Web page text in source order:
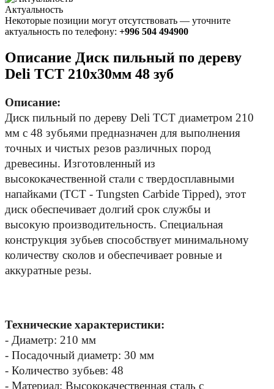
Актуальность
Некоторые позиции могут отсутствовать — уточните
актуальность по телефону: +996 504 494900
Описание Диск пильный по дереву
Deli TCT 210х30мм 48 зуб
Описание:
Диск пильный по дереву Deli TCT диаметром 210
мм с 48 зубьями предназначен для выполнения
точных и чистых резов различных пород
древесины. Изготовленный из
высококачественной стали с твердосплавными
напайками (TCT - Tungsten Carbide Tipped), этот
диск обеспечивает долгий срок службы и
высокую производительность. Специальная
конструкция зубьев способствует минимальному
количеству сколов и обеспечивает ровные и
аккуратные резы.
Технические характеристики:
- Диаметр: 210 мм
- Посадочный диаметр: 30 мм
- Количество зубьев: 48
- Материал: Высококачественная сталь с